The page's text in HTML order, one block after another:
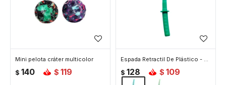
Mini pelota cráter multicolor
$ 140 $ 119
Espada Retractil De Plástico - Celeste
$ 128 $ 109